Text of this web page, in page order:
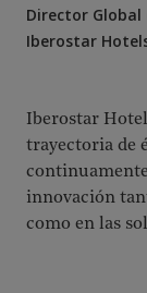
Director Global
Iberostar
Iberostar
trayectoria de
innovación
como en las